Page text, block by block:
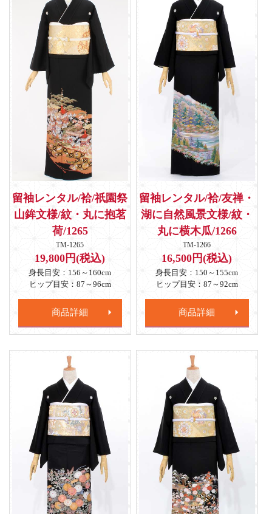
留袖レンタル/袷/祇園祭
山鉾文様/紋・丸に抱茗
荷/1265
TM-1265
19,800円(税込)
身長目安：156～160cm
ヒップ目安：87～96cm
商品詳細
留袖レンタル/袷/友禅・
湖に自然風景文様/紋・
丸に横木瓜/1266
TM-1266
16,500円(税込)
身長目安：150～155cm
ヒップ目安：87～92cm
商品詳細